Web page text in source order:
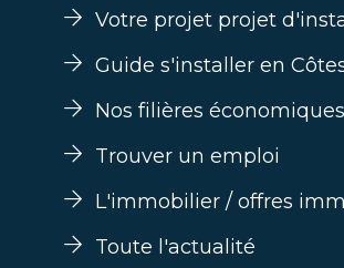
Votre projet projet
Guide s'installer en
Nos filières économiques
Trouver un emploi
L'immobilier / offres
Toute l'actualité